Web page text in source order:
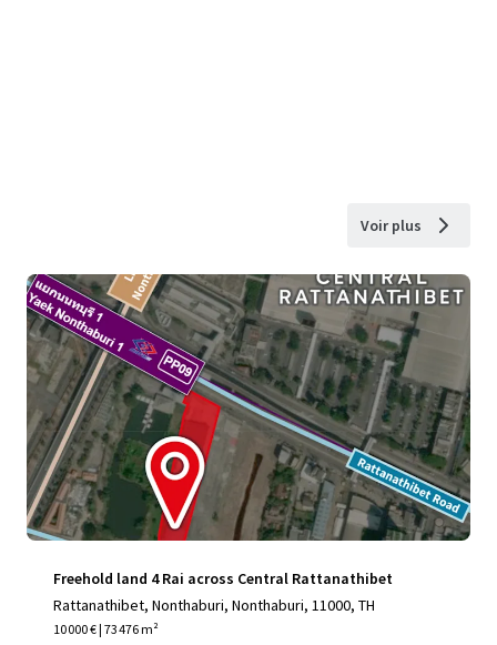
Voir plus
Freehold land 4 Rai across Central Rattanathibet
Rattanathibet, Nonthaburi, Nonthaburi, 11000, TH
10 000 € | 73 476 m²